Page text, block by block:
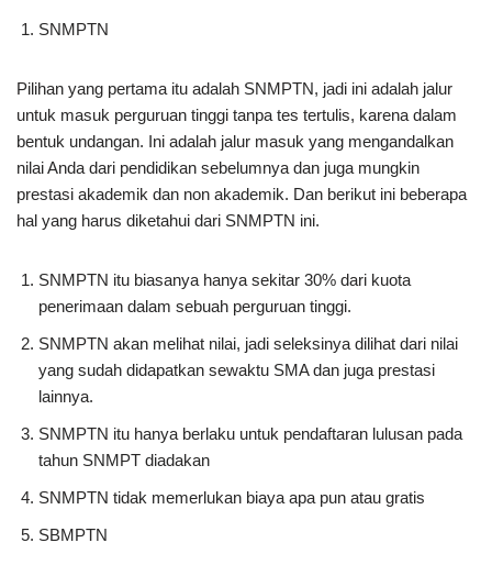
SNMPTN
Pilihan yang pertama itu adalah SNMPTN, jadi ini adalah jalur
untuk masuk perguruan tinggi tanpa tes tertulis, karena dalam
bentuk undangan. Ini adalah jalur masuk yang mengandalkan
nilai Anda dari pendidikan sebelumnya dan juga mungkin
prestasi akademik dan non akademik. Dan berikut ini beberapa
hal yang harus diketahui dari SNMPTN ini.
SNMPTN itu biasanya hanya sekitar 30% dari kuota
penerimaan dalam sebuah perguruan tinggi.
SNMPTN akan melihat nilai, jadi seleksinya dilihat dari nilai
yang sudah didapatkan sewaktu SMA dan juga prestasi
lainnya.
SNMPTN itu hanya berlaku untuk pendaftaran lulusan pada
tahun SNMPT diadakan
SNMPTN tidak memerlukan biaya apa pun atau gratis
SBMPTN